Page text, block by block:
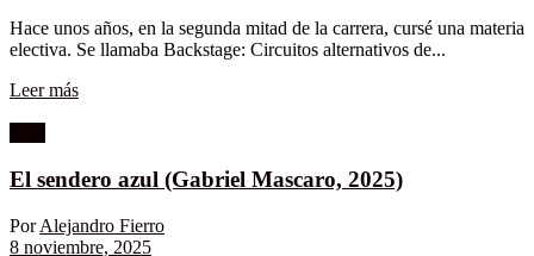
Hace unos años, en la segunda mitad de la carrera, cursé una materia
electiva. Se llamaba Backstage: Circuitos alternativos de...
Leer más
El sendero azul (Gabriel Mascaro, 2025)
Por Alejandro Fierro
8 noviembre, 2025